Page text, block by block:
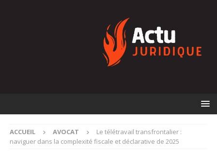
ACCUEIL AVOCAT
Le télétravail transfrontalier :
naviguer dans la complexité fiscale et déclarative de 2025